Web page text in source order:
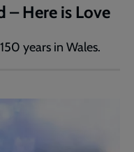
– Here is Love
years in Wales.